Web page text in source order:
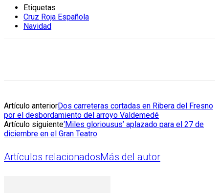
Etiquetas
Cruz Roja Española
Navidad
Artículo anteriorDos carreteras cortadas en Ribera del Fresno
por el desbordamiento del arroyo Valdemedé
Artículo siguiente‘Miles gloriousus’ aplazado para el 27 de
diciembre en el Gran Teatro
Artículos relacionadosMás del autor